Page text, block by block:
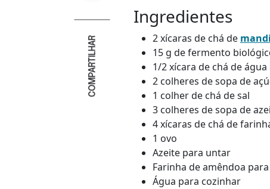
COMPARTILHAR
Ingredientes
2 xícaras de chá de
15 g de fermento
1/2 xícara de chá de
2 colheres de sopa de
1 colher de chá de sal
3 colheres de sopa de
4 xícaras de chá de
1 ovo
Azeite para untar
Farinha de amêndoa
Água para cozinhar